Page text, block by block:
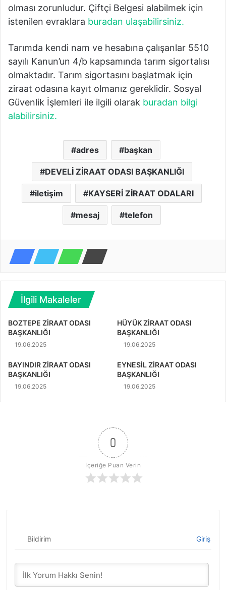
olması zorunludur. Çiftçi Belgesi alabilmek için
istenilen evraklara buradan ulaşabilirsiniz.
Tarımda kendi nam ve hesabına çalışanlar 5510
sayılı Kanun’un 4/b kapsamında tarım sigortalısı
olmaktadır. Tarım sigortasını başlatmak için
ziraat odasına kayıt olmanız gereklidir. Sosyal
Güvenlik İşlemleri ile ilgili olarak buradan bilgi
alabilirsiniz.
adres başkan
DEVELİ ZİRAAT ODASI BAŞKANLIĞI
iletişim KAYSERİ ZİRAAT ODALARI
mesaj telefon
İlgili Makaleler
BOZTEPE ZİRAAT ODASI
BAŞKANLIĞI
19.06.2025
HÜYÜK ZİRAAT ODASI
BAŞKANLIĞI
19.06.2025
BAYINDIR ZİRAAT ODASI
BAŞKANLIĞI
19.06.2025
EYNESİL ZİRAAT ODASI
BAŞKANLIĞI
19.06.2025
0
İçeriğe Puan Verin
Bildirim Giriş